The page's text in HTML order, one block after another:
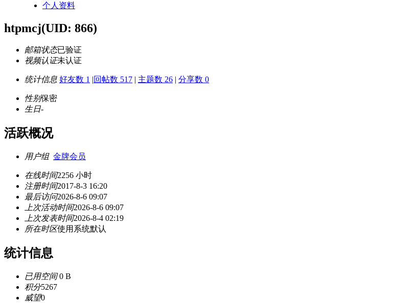
个人资料
htpmcj(UID: 866)
邮箱状态已验证
视频认证未认证
统计信息 好友数 1 |回帖数 517 | 主题数 26 | 分享数 0
性别保密
生日-
活跃概况
用户组 金牌会员
在线时间2256 小时
注册时间2017-8-3 16:20
最后访问2026-8-6 09:07
上次活动时间2026-8-6 09:07
上次发表时间2026-8-4 02:19
所在时区使用系统默认
统计信息
已用空间0 B
积分5267
威望0